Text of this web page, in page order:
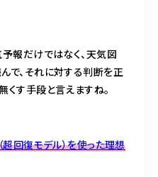
報だけではなく、天気図
で、それに対する判断を正
す手段と言えますね。
超回復モデル）を使った理想